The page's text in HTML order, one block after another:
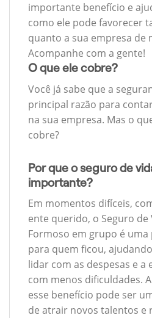
importante benefício e
como ele pode favorecer
quanto a sua empresa de
Acompanhe com a gente!
O que ele cobre?
Você já sabe que a
principal razão para
na sua empresa. Mas o
cobre?
Por que o seguro de
importante?
Em momentos difíceis,
ente querido, o Seguro de
Formoso em grupo é
para quem ficou,
lidar com as despesas e a
com menos dificuldades.
esse benefício pode ser
de atrair novos talentos e